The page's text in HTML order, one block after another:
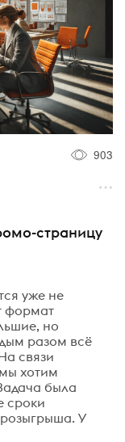
903
страницу
уже не
формат
но
разом всё
связи
хотим
была
сроки
У